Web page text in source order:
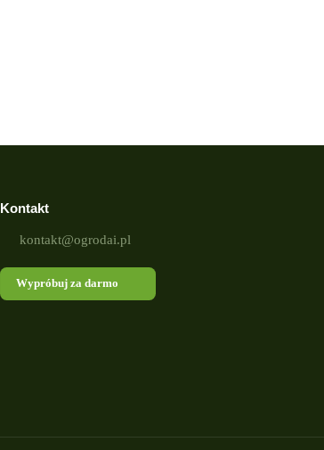
Kontakt
kontakt@ogrodai.pl
Wypróbuj za darmo